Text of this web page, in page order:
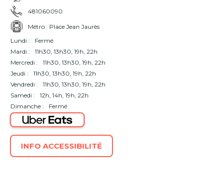
481060090
Métro : Place Jean Jaurès
Lundi :
Fermé
Mardi :
11h30, 13h30, 19h, 22h
Mercredi :
11h30, 13h30, 19h, 22h
Jeudi :
11h30, 13h30, 19h, 22h
Vendredi :
11h30, 13h30, 19h, 22h
Samedi :
12h, 14h, 19h, 22h
Dimanche :
Fermé
INFO ACCESSIBILITÉ